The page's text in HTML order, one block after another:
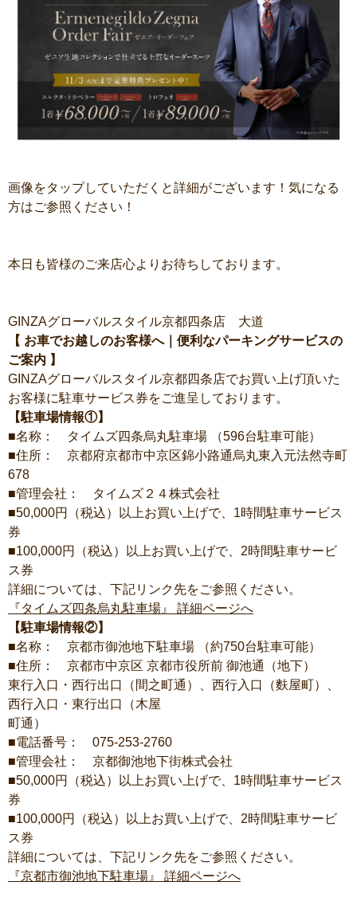
画像をタップしていただくと詳細がございます！気になる
方はご参照ください！
本日も皆様のご来店心よりお待ちしております。
GINZAグローバルスタイル京都四条店 大道
【 お車でお越しのお客様へ｜便利なパーキングサービスの
ご案内 】
GINZAグローバルスタイル京都四条店でお買い上げ頂いた
お客様に駐車サービス券をご進呈しております。
【駐車場情報①】
■名称： タイムズ四条烏丸駐車場 （596台駐車可能）
■住所： 京都府京都市中京区錦小路通烏丸東入元法然寺町
678
■管理会社： タイムズ２４株式会社
■50,000円（税込）以上お買い上げで、1時間駐車サービス
券
■100,000円（税込）以上お買い上げで、2時間駐車サービ
ス券
詳細については、下記リンク先をご参照ください。
『タイムズ四条烏丸駐車場』 詳細ページへ
【駐車場情報②】
■名称： 京都市御池地下駐車場 （約750台駐車可能）
■住所： 京都市中京区 京都市役所前 御池通（地下）
東行入口・西行出口（間之町通）、西行入口（麩屋町）、
西行入口・東行出口（木屋
町通）
■電話番号： 075-253-2760
■管理会社： 京都御池地下街株式会社
■50,000円（税込）以上お買い上げで、1時間駐車サービス
券
■100,000円（税込）以上お買い上げで、2時間駐車サービ
ス券
詳細については、下記リンク先をご参照ください。
『京都市御池地下駐車場』 詳細ページへ